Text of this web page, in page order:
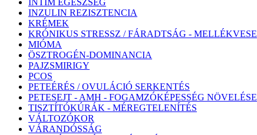
INTIM EGÉSZSÉG
INZULIN REZISZTENCIA
KRÉMEK
KRÓNIKUS STRESSZ / FÁRADTSÁG - MELLÉKVESE
MIÓMA
ÖSZTROGÉN-DOMINANCIA
PAJZSMIRIGY
PCOS
PETEÉRÉS / OVULÁCIÓ SERKENTÉS
PETESEJT - AMH - FOGAMZÓKÉPESSÉG NÖVELÉSE
TISZTÍTÓKÚRÁK - MÉREGTELENÍTÉS
VÁLTOZÓKOR
VÁRANDÓSSÁG